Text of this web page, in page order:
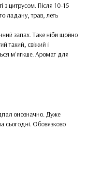
з цитрусом. Після 10-15
ладану, трав, леть
запах. Таке ніби щойно
такий, свіжий і
мʼягкше. Аромат для
онозначно. Дуже
сьогодні. Обовязково